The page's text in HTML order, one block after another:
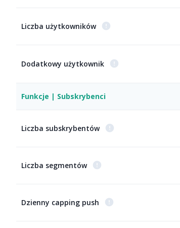
Liczba użytkowników
Dodatkowy użytkownik
Funkcje | Subskrybenci
Liczba subskrybentów
Liczba segmentów
Dzienny capping push